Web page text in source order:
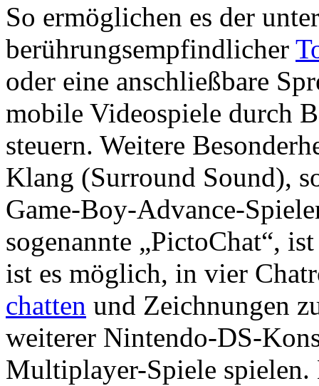
So ermöglichen es der
berührungsempfindlicher
oder eine anschließbare
mobile Videospiele durch
steuern. Weitere
Klang (Surround Sound),
Game-Boy-Advance-
sogenannte „PictoChat“,
ist es möglich, in vier
chatten und Zeichnungen
weiterer Nintendo-DS-
Multiplayer-Spiele spielen.